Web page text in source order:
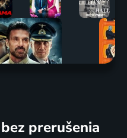
prerušenia